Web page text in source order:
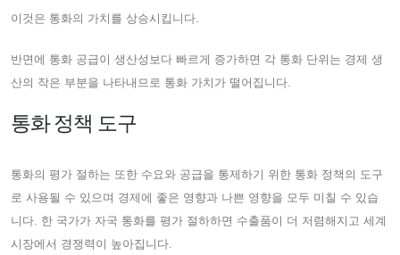
이것은 통화의 가치를 상승시킵니다.
반면에 통화 공급이 생산성보다 빠르게 증가하면 각 통화 단위는 경제 생
산의 작은 부분을 나타내므로 통화 가치가 떨어집니다.
통화 정책 도구
통화의 평가 절하는 또한 수요와 공급을 통제하기 위한 통화 정책의 도구
로 사용될 수 있으며 경제에 좋은 영향과 나쁜 영향을 모두 미칠 수 있습
니다. 한 국가가 자국 통화를 평가 절하하면 수출품이 더 저렴해지고 세계
시장에서 경쟁력이 높아집니다.